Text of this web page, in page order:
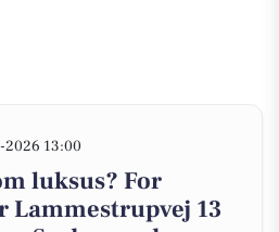
2026 13:00
luksus? For
Lammestrupvej 13